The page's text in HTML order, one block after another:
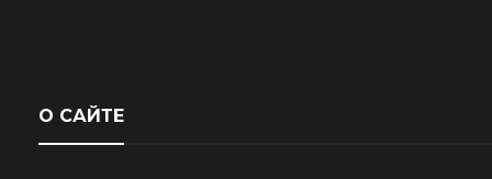
О САЙТЕ